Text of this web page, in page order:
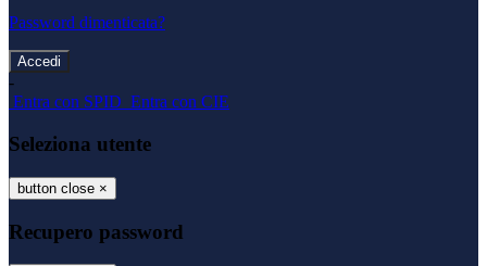
Password dimenticata?
-
Entra con SPID Entra con CIE
Seleziona utente
button close ×
Recupero password